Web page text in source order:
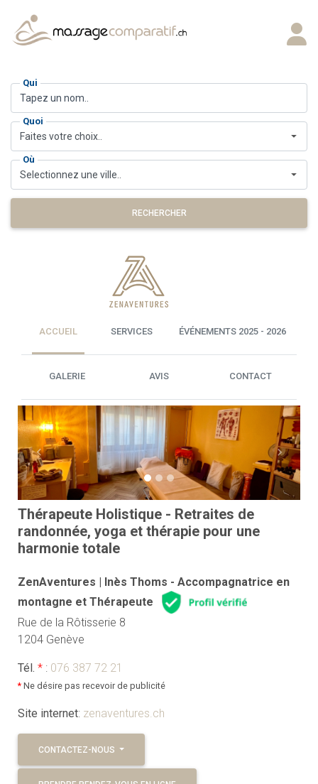
Qui
Quoi
Faites votre choix..
Où
Selectionnez une ville..
RECHERCHER
ACCUEIL SERVICES ÉVÉNEMENTS 2025 - 2026
GALERIE AVIS CONTACT
Previous Next
Thérapeute Holistique - Retraites de
randonnée, yoga et thérapie pour une
harmonie totale
ZenAventures | Inès Thoms - Accompagnatrice en
montagne et Thérapeute
Rue de la Rôtisserie 8
1204 Genève
Tél. *: 076 387 72 21
*Ne désire pas recevoir de publicité
Site internet: zenaventures.ch
CONTACTEZ-NOUS